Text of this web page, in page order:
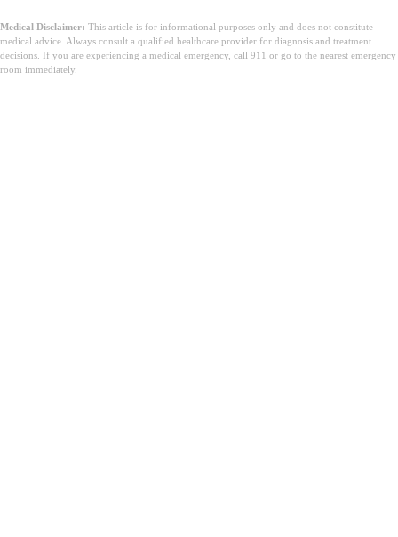
Medical Disclaimer: This article is for informational purposes only and does not constitute
medical advice. Always consult a qualified healthcare provider for diagnosis and treatment
decisions. If you are experiencing a medical emergency, call 911 or go to the nearest emergency
room immediately.